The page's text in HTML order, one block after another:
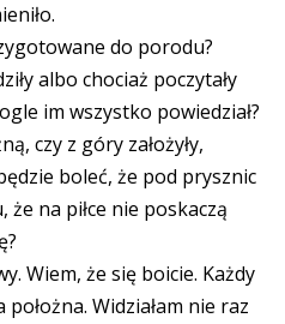
do porodu?
albo chociaż poczytały
im wszystko powiedział?
czy z góry założyły,
boleć, że pod prysznic
na piłce nie poskaczą
Wiem, że się boicie. Każdy
położna. Widziałam nie raz